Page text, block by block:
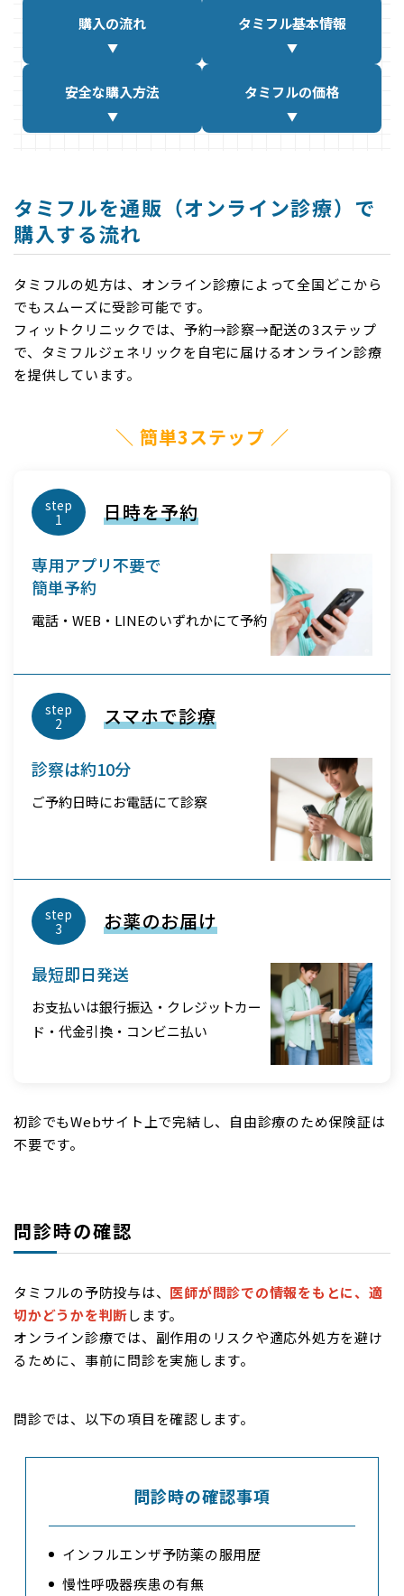
購入の流れ タミフル基本情報
安全な購入方法 タミフルの価格
タミフルを通販（オンライン診療）で
購入する流れ
タミフルの処方は、オンライン診療によって全国どこから
でもスムーズに受診可能です。
フィットクリニックでは、予約→診察→配送の3ステップ
で、タミフルジェネリックを自宅に届けるオンライン診療
を提供しています。
＼ 簡単3ステップ ／
step
1
日時を予約
専用アプリ不要で
簡単予約
電話・WEB・LINEのいずれかにて予約
step
2
スマホで診療
診察は約10分
ご予約日時にお電話にて診察
step
3
お薬のお届け
最短即日発送
お支払いは銀行振込・クレジットカー
ド・代金引換・コンビニ払い
初診でもWebサイト上で完結し、自由診療のため保険証は
不要です。
問診時の確認
タミフルの予防投与は、 医師が問診での情報をもとに、適
切かどうかを判断します。
オンライン診療では、副作用のリスクや適応外処方を避け
るために、事前に問診を実施します。
問診では、以下の項目を確認します。
問診時の確認事項
インフルエンザ予防薬の服用歴
慢性呼吸器疾患の有無